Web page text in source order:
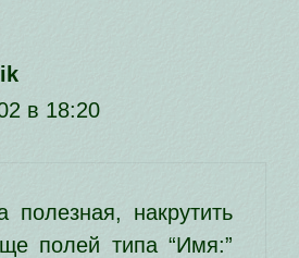
в 18:20
полез­ная, накру­тить
полей типа “Имя:”